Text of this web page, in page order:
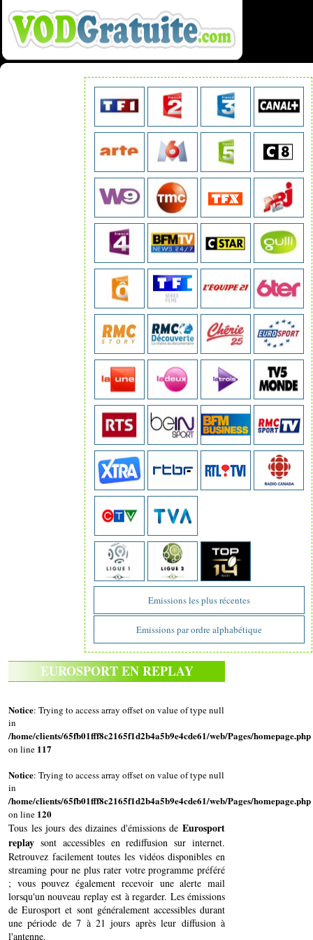
Emissions les plus récentes
Emissions par ordre alphabétique
EUROSPORT EN REPLAY
Notice: Trying to access array offset on value of type null
in
/home/clients/65fb01fff8c2165f1d2b4a5b9e4cde61/web/Pages/homepage.php
on line 117
Notice: Trying to access array offset on value of type null
in
/home/clients/65fb01fff8c2165f1d2b4a5b9e4cde61/web/Pages/homepage.php
on line 120
Tous les jours des dizaines d'émissions de Eurosport
replay sont accessibles en rediffusion sur internet.
Retrouvez facilement toutes les vidéos disponibles en
streaming pour ne plus rater votre programme préféré
; vous pouvez également recevoir une alerte mail
lorsqu'un nouveau replay est à regarder. Les émissions
de Eurosport et sont généralement accessibles durant
une période de 7 à 21 jours après leur diffusion à
l'antenne.